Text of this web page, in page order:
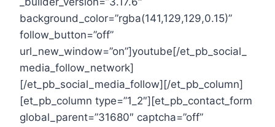
background_color=”rgba(141,129,129,0.15)”
follow_button=”off”
url_new_window=”on”]youtube[/et_pb_social_
media_follow_network]
[/et_pb_social_media_follow][/et_pb_column]
[et_pb_column type=”1_2″][et_pb_contact_form
global_parent=”31680″ captcha=”off”